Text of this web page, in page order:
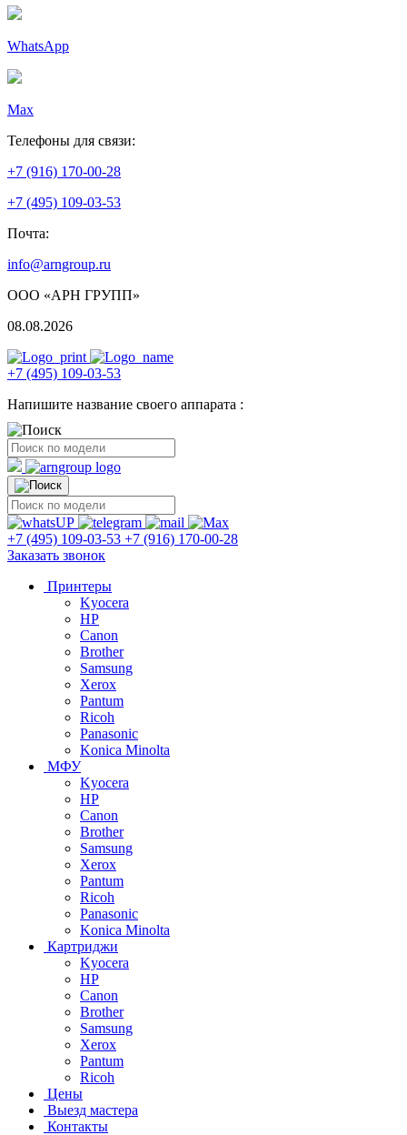
WhatsApp
Max
Телефоны для связи:
+7 (916) 170-00-28
+7 (495) 109-03-53
Почта:
info@arngroup.ru
ООО «АРН ГРУПП»
08.08.2026
+7 (495) 109-03-53
Напишите название своего аппарата :
+7 (495) 109-03-53 +7 (916) 170-00-28
Заказать звонок
Принтеры
Kyocera
HP
Canon
Brother
Samsung
Xerox
Pantum
Ricoh
Panasonic
Konica Minolta
МФУ
Kyocera
HP
Canon
Brother
Samsung
Xerox
Pantum
Ricoh
Panasonic
Konica Minolta
Картриджи
Kyocera
HP
Canon
Brother
Samsung
Xerox
Pantum
Ricoh
Цены
Выезд мастера
Контакты